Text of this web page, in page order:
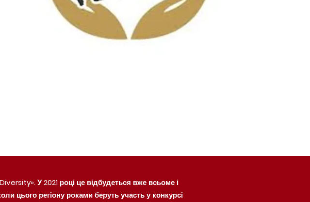
У 2021 році це відбудеться вже всьоме і
цього регіону роками беруть участь у конкурсі